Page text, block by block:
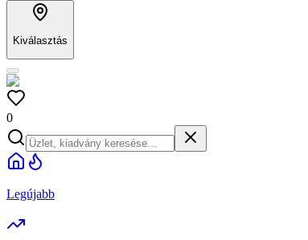
Kiválasztás
0
Legújabb